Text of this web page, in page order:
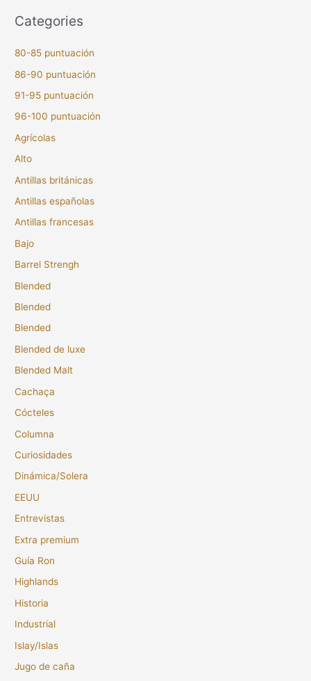
Categories
80-85 puntuación
86-90 puntuación
91-95 puntuación
96-100 puntuación
Agrícolas
Alto
Antillas británicas
Antillas españolas
Antillas francesas
Bajo
Barrel Strengh
Blended
Blended
Blended
Blended de luxe
Blended Malt
Cachaça
Cócteles
Columna
Curiosidades
Dinámica/Solera
EEUU
Entrevistas
Extra premium
Guía Ron
Highlands
Historia
Industrial
Islay/Islas
Jugo de caña